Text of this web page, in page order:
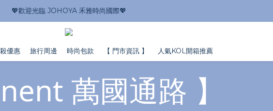
💖歡迎光臨 JOHOYA 禾雅時尚國際💖
優惠 旅行周邊 時尚包款 【 門市資訊 】 人氣KOL開箱推薦
萬國通路 】